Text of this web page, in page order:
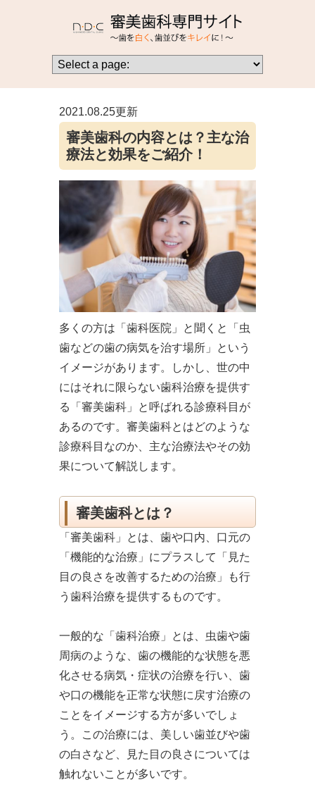
2021.08.25更新
審美歯科の内容とは？主な治
療法と効果をご紹介！
多くの方は「歯科医院」と聞くと「虫
歯などの歯の病気を治す場所」という
イメージがあります。しかし、世の中
にはそれに限らない歯科治療を提供す
る「審美歯科」と呼ばれる診療科目が
あるのです。審美歯科とはどのような
診療科目なのか、主な治療法やその効
果について解説します。
審美歯科とは？
「審美歯科」とは、歯や口内、口元の
「機能的な治療」にプラスして「見た
目の良さを改善するための治療」も行
う歯科治療を提供するものです。
一般的な「歯科治療」とは、虫歯や歯
周病のような、歯の機能的な状態を悪
化させる病気・症状の治療を行い、歯
や口の機能を正常な状態に戻す治療の
ことをイメージする方が多いでしょ
う。この治療には、美しい歯並びや歯
の白さなど、見た目の良さについては
触れないことが多いです。